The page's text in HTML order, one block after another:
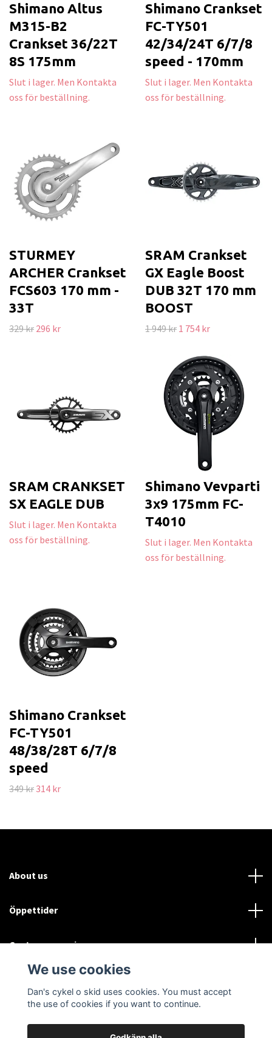
Shimano Altus
M315-B2
Crankset 36/22T
8S 175mm
Slut i lager. Men Kontakta
oss för beställning.
Shimano Crankset
FC-TY501
42/34/24T 6/7/8
speed - 170mm
Slut i lager. Men Kontakta
oss för beställning.
STURMEY
ARCHER Crankset
FCS603 170 mm -
33T
329 kr 296 kr
SRAM Crankset
GX Eagle Boost
DUB 32T 170 mm
BOOST
1 949 kr 1 754 kr
SRAM CRANKSET
SX EAGLE DUB
Slut i lager. Men Kontakta
oss för beställning.
Shimano Vevparti
3x9 175mm FC-
T4010
Slut i lager. Men Kontakta
oss för beställning.
Shimano Crankset
FC-TY501
48/38/28T 6/7/8
speed
349 kr314 kr
About us
Öppettider
Customer service
We use cookies
Dan's cykel o skid uses cookies. You must accept
the use of cookies if you want to continue.